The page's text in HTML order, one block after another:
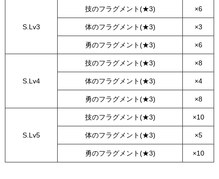
S.Lv3
技のフラグメント(★3) ×6
体のフラグメント(★3) ×3
勇のフラグメント(★3) ×6
S.Lv4
技のフラグメント(★3) ×8
体のフラグメント(★3) ×4
勇のフラグメント(★3) ×8
S.Lv5
技のフラグメント(★3) ×10
体のフラグメント(★3) ×5
勇のフラグメント(★3) ×10